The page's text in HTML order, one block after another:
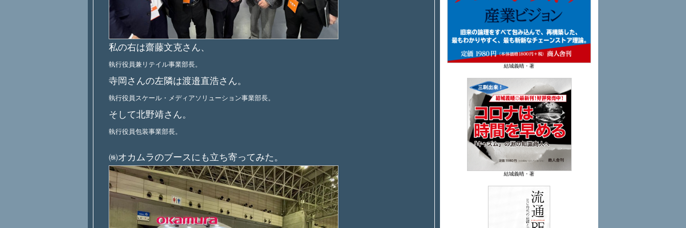
私の右は齋藤文克さん、
執行役員兼リテイル事業部長。
寺岡さんの左隣は渡邉直浩さん。
執行役員スケール・メディアソリューション事業部長。
そして北野靖さん。
執行役員包装事業部長。
㈱オカムラのブースにも立ち寄ってみた。
結城義晴・著
結城義晴・著